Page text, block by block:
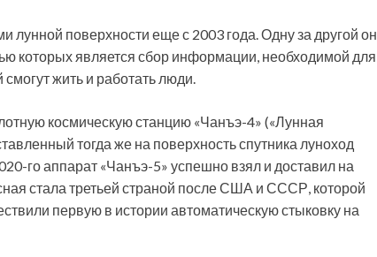
лунной поверхности еще с 2003 года. Одну за другой он
которых является сбор информации, необходимой для
жить и работать люди.
космическую станцию «Чанъэ-4» («Лунная
тогда же на поверхность спутника луноход
го аппарат «Чанъэ-5» успешно взял и доставил на
стала третьей страной после США и СССР, которой
первую в истории автоматическую стыковку на